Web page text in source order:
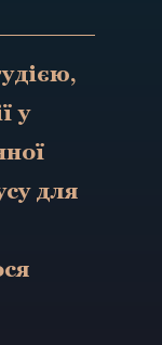
у
для